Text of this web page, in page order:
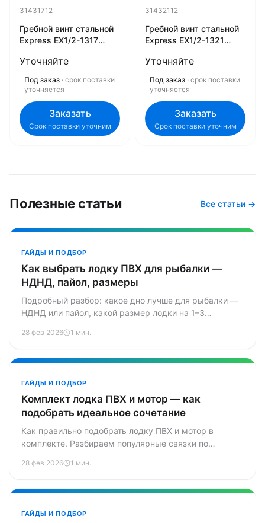
31431712
Гребной винт стальной
Express EX1/2-1317
Уточняйте
Под заказ · срок поставки
уточняется
Заказать
Срок поставки уточним
31432112
Гребной винт стальной
Express EX1/2-1321
Уточняйте
Под заказ · срок поставки
уточняется
Заказать
Срок поставки уточним
Полезные статьи Все статьи →
ГАЙДЫ И ПОДБОР
Как выбрать лодку ПВХ для рыбалки —
НДНД, пайол, размеры
Подробный разбор: какое дно лучше для рыбалки —
НДНД или пайол, какой размер лодки на 1–3
практики и конкретными цифрами.
28 фев 2026 1 мин.
ГАЙДЫ И ПОДБОР
Комплект лодка ПВХ и мотор — как
подобрать идеальное сочетание
Как правильно подобрать лодку ПВХ и мотор в
комплекте. Разбираем популярные связки по
развесовки, транспортировки и типичные ошибки
28 фев 2026 1 мин.
ГАЙДЫ И ПОДБОР